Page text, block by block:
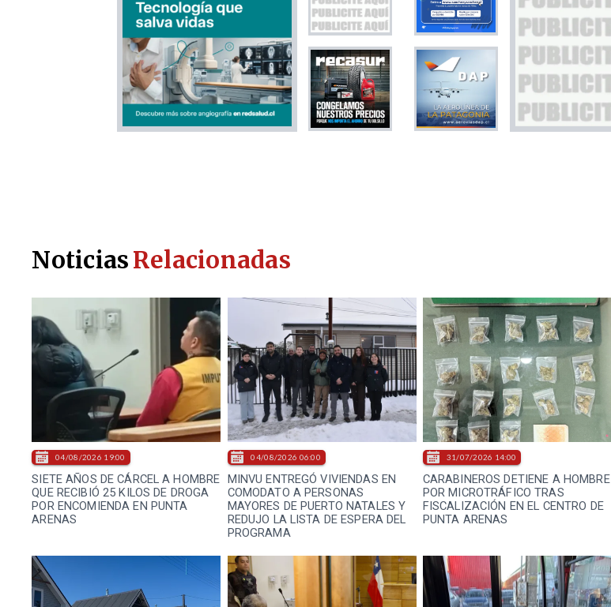
SIETE AÑOS DE CÁRCEL A HOMBRE
QUE RECIBIÓ 25 KILOS DE DROGA
POR ENCOMIENDA EN PUNTA
ARENAS
04/08/2026 19:00
MINVU ENTREGÓ VIVIENDAS EN
COMODATO A PERSONAS
MAYORES DE PUERTO NATALES Y
REDUJO LA LISTA DE ESPERA DEL
PROGRAMA
04/08/2026 06:00
CARABINEROS DETIENE A HOMBRE
POR MICROTRÁFICO TRAS
FISCALIZACIÓN EN EL CENTRO DE
PUNTA ARENAS
31/07/2026 14:00
NoticiasRelacionadas